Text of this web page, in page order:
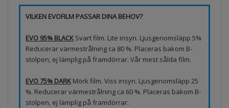
VILKEN EVOFILM PASSAR DINA BEHOV?
EVO 95% BLACK Svart film. Lite insyn. Ljusgenomsläpp 5%
Reducerar värmestrålning ca 80 %. Placeras bakom B-
stolpen, ej lämplig på framdörrar. Vår mest sålda film.
EVO 75% DARK Mörk film. Viss insyn. Ljusgenomsläpp 25
%. Reducerar värmestrålning ca 60 %. Placeras bakom B-
stolpen, ej lämplig på framdörrar.